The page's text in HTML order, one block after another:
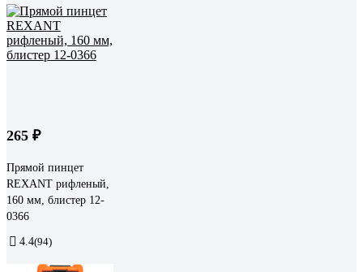
265 ₽
Прямой пинцет
REXANT рифленый,
160 мм, блистер 12-
0366
4.4(94)